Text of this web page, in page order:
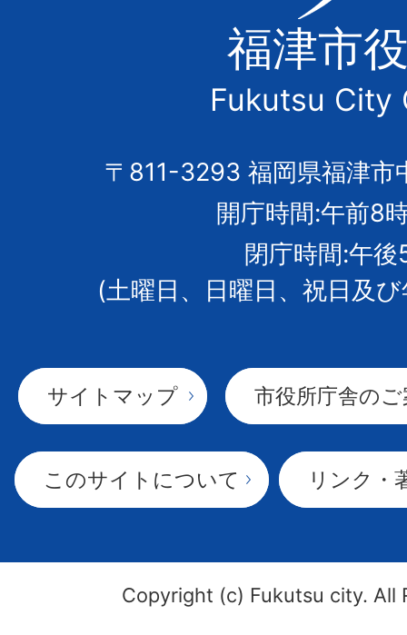
津
市
の
市
章
福津市
Fukutsu City
〒811-3293 福岡県福津市
開庁時間:午前8
閉庁時間:午後
(土曜日、日曜日、祝日及
サイトマップ 市役所庁舎の
このサイトについて リンク・
Copyright (c) Fukutsu city. All